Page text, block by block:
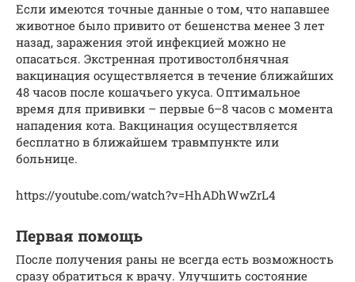
Если имеются точные данные о том, что напавшее
животное было привито от бешенства менее 3 лет
назад, заражения этой инфекцией можно не
опасаться. Экстренная противостолбнячная
вакцинация осуществляется в течение ближайших
48 часов после кошачьего укуса. Оптимальное
время для прививки – первые 6–8 часов с момента
нападения кота. Вакцинация осуществляется
бесплатно в ближайшем травмпункте или
больнице.
https://youtube.com/watch?v=HhADhWwZrL4
Первая помощь
После получения раны не всегда есть возможность
сразу обратиться к врачу. Улучшить состояние